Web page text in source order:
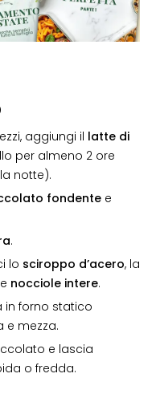
aggiungi il latte di
per almeno 2 ore
notte).
fondente e
.
lo sciroppo d’acero, la
nocciole intere.
in forno statico
e mezza.
e lascia
o fredda.